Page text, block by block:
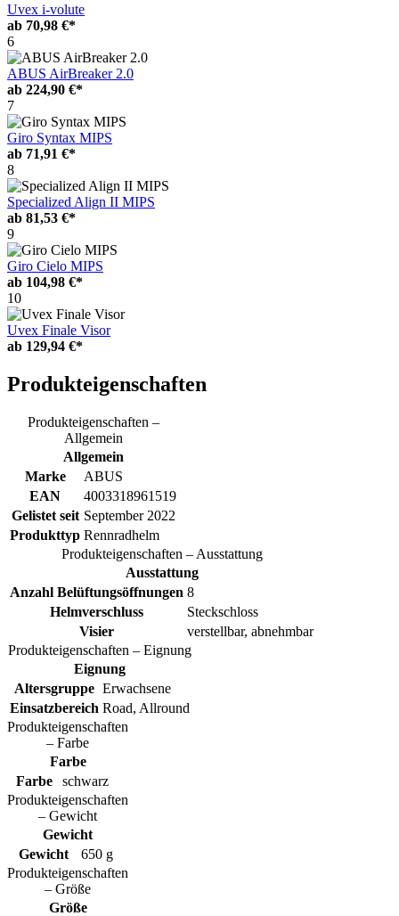
Uvex i-volute
ab 70,98 €*
6
ABUS AirBreaker 2.0
ab 224,90 €*
7
Giro Syntax MIPS
ab 71,91 €*
8
Specialized Align II MIPS
ab 81,53 €*
9
Giro Cielo MIPS
ab 104,98 €*
10
Uvex Finale Visor
ab 129,94 €*
Produkteigenschaften
Produkteigenschaften –
Allgemein
Allgemein
Marke
ABUS
EAN
4003318961519
Gelistet seit September 2022
Produkttyp Rennradhelm
Produkteigenschaften – Ausstattung
Ausstattung
Anzahl Belüftungsöffnungen 8
Helmverschluss
Steckschloss
Visier
verstellbar, abnehmbar
Produkteigenschaften – Eignung
Eignung
Altersgruppe Erwachsene
Einsatzbereich Road, Allround
Produkteigenschaften
– Farbe
Farbe
Farbe
schwarz
Produkteigenschaften
– Gewicht
Gewicht
Gewicht
650 g
Produkteigenschaften
– Größe
Größe